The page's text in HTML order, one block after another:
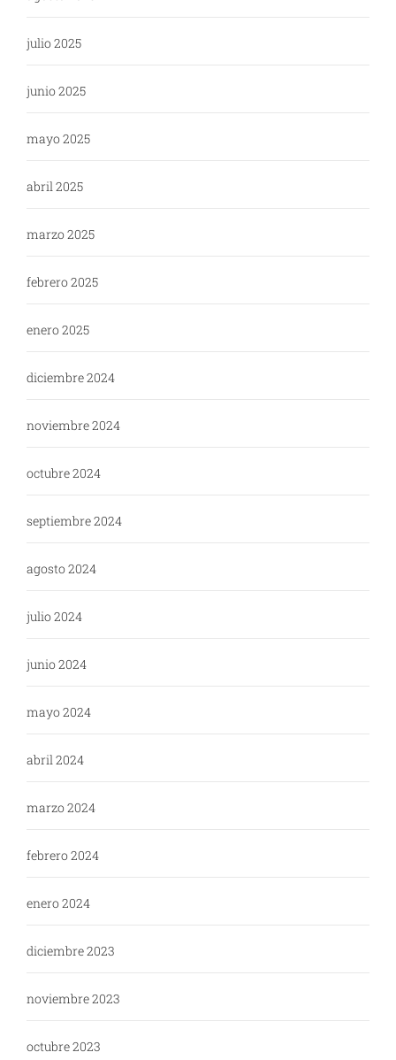
julio 2025
junio 2025
mayo 2025
abril 2025
marzo 2025
febrero 2025
enero 2025
diciembre 2024
noviembre 2024
octubre 2024
septiembre 2024
agosto 2024
julio 2024
junio 2024
mayo 2024
abril 2024
marzo 2024
febrero 2024
enero 2024
diciembre 2023
noviembre 2023
octubre 2023